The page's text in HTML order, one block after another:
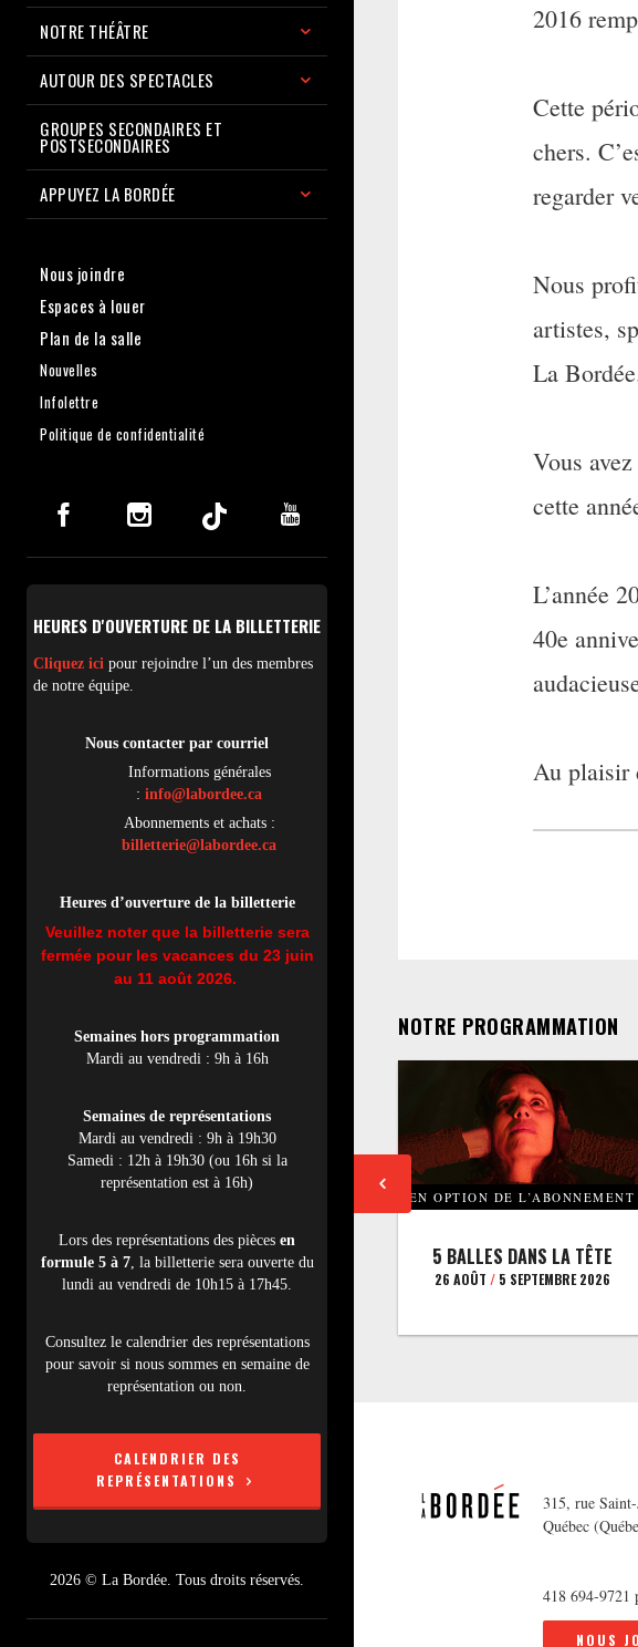
NOTRE THÉÂTRE
AUTOUR DES SPECTACLES
GROUPES SECONDAIRES ET
POSTSECONDAIRES
APPUYEZ LA BORDÉE
Nous joindre
Espaces à louer
Plan de la salle
Nouvelles
Infolettre
Politique de confidentialité
HEURES D'OUVERTURE DE LA BILLETTERIE
Cliquez ici pour rejoindre l’un des membres
de notre équipe.
Nous contacter par courriel
Informations générales
: info@labordee.ca
Abonnements et achats :
billetterie@labordee.ca
Heures d’ouverture de la billetterie
Veuillez noter que la billetterie sera
fermée pour les vacances du 23 juin
au 11 août 2026.
Semaines hors programmation
Mardi au vendredi : 9h à 16h
Semaines de représentations
Mardi au vendredi : 9h à 19h30
Samedi : 12h à 19h30 (ou 16h si la
représentation est à 16h)
Lors des représentations des pièces en
formule 5 à 7, la billetterie sera ouverte du
lundi au vendredi de 10h15 à 17h45.
Consultez le calendrier des représentations
pour savoir si nous sommes en semaine de
représentation ou non.
CALENDRIER DES
REPRÉSENTATIONS
2026 © La Bordée. Tous droits réservés.
2016
Cette
chers.
regarder
Nous
artistes,
La
Vous
cette
L’année
40e
Au plaisir
NOTRE PROGRAMMATION
EN OPTION DE L’ABONNEMENT
5 BALLES DANS LA TÊTE
26 AOÛT /5 SEPTEMBRE 2026
315, rue
Québec
418 694-9721
NOUS